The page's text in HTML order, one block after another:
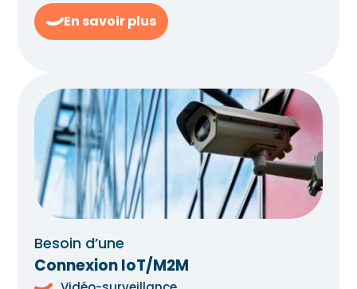
En savoir plus
Besoin d’une
Connexion IoT/M2M